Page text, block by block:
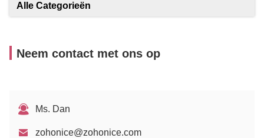
Alle Categorieën
Neem contact met ons op
Ms. Dan
zohonice@zohonice.com